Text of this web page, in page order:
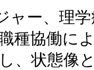
ャー、理
種協働に
、状態像